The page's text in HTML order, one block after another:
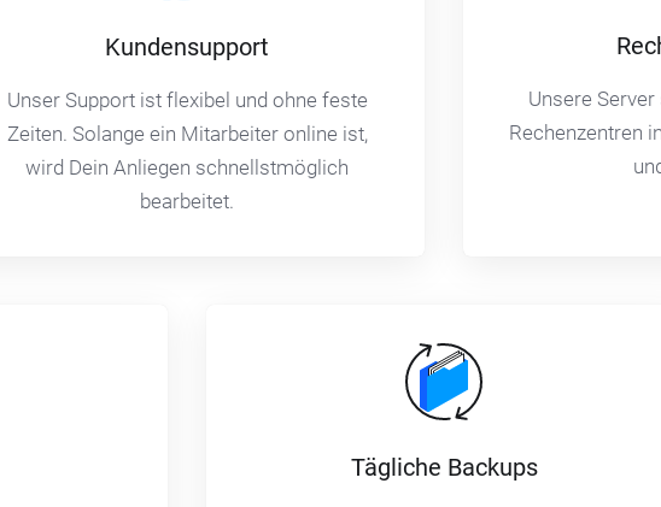
Kundensupport
Unser Support ist flexibel und ohne feste
Zeiten. Solange ein Mitarbeiter online ist,
wird Dein Anliegen schnellstmöglich
bearbeitet.
Unsere
Rechenzentren
Tägliche Backups